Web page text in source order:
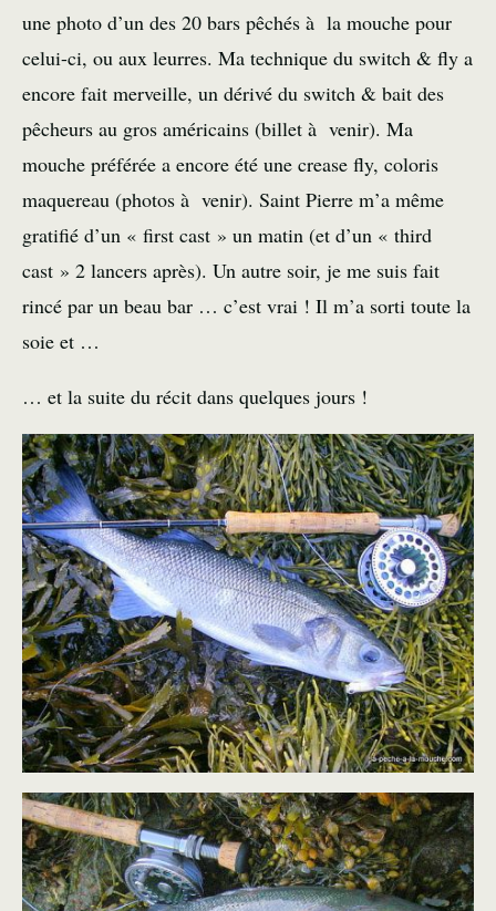
une photo d’un des 20 bars pêchés à la mouche pour
celui-ci, ou aux leurres. Ma technique du switch & fly a
encore fait merveille, un dérivé du switch & bait des
pêcheurs au gros américains (billet à venir). Ma
mouche préférée a encore été une crease fly, coloris
maquereau (photos à venir). Saint Pierre m’a même
gratifié d’un « first cast » un matin (et d’un « third
cast » 2 lancers après). Un autre soir, je me suis fait
rincé par un beau bar … c’est vrai ! Il m’a sorti toute la
soie et …
… et la suite du récit dans quelques jours !